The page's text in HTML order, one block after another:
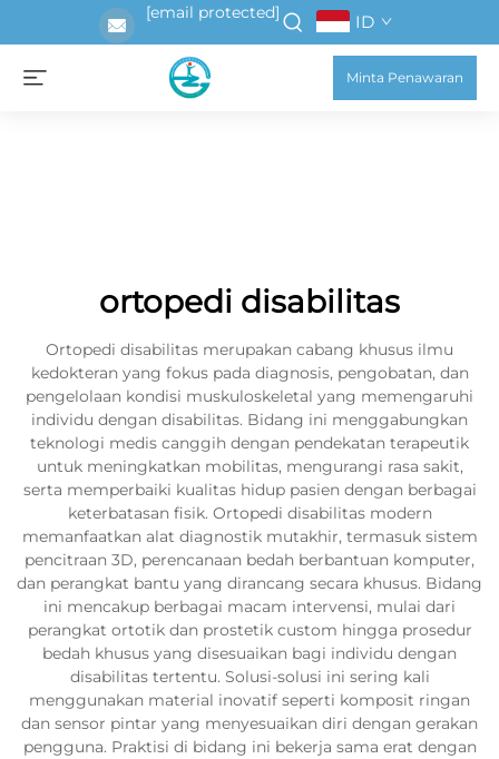
[email protected] ID
Minta Penawaran
ortopedi disabilitas
Ortopedi disabilitas merupakan cabang khusus ilmu
kedokteran yang fokus pada diagnosis, pengobatan, dan
pengelolaan kondisi muskuloskeletal yang memengaruhi
individu dengan disabilitas. Bidang ini menggabungkan
teknologi medis canggih dengan pendekatan terapeutik
untuk meningkatkan mobilitas, mengurangi rasa sakit,
serta memperbaiki kualitas hidup pasien dengan berbagai
keterbatasan fisik. Ortopedi disabilitas modern
memanfaatkan alat diagnostik mutakhir, termasuk sistem
pencitraan 3D, perencanaan bedah berbantuan komputer,
dan perangkat bantu yang dirancang secara khusus. Bidang
ini mencakup berbagai macam intervensi, mulai dari
perangkat ortotik dan prostetik custom hingga prosedur
bedah khusus yang disesuaikan bagi individu dengan
disabilitas tertentu. Solusi-solusi ini sering kali
menggunakan material inovatif seperti komposit ringan
dan sensor pintar yang menyesuaikan diri dengan gerakan
pengguna. Praktisi di bidang ini bekerja sama erat dengan